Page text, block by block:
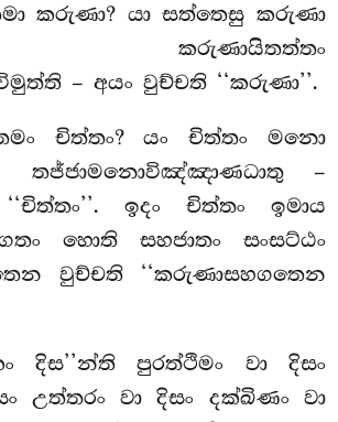
කරුණා? යා සත්තෙසු කරුණා
කරුණායිතත්තං
– අයං වුච්චති ‘‘කරුණා’’.
චිත්තං? යංචිත්තං මනො
තජ්ජාමනොවිඤ්ඤාණධාතු –
ඉදං චිත්තං ඉමාය
හොති සහජාතං සංසට්ඨං
වුච්චති ‘‘කරුණාසහගතෙන
දිස’’න්ති පුරත්ථිමං වා දිසං
උත්තරං වා දිසං දක්ඛිණං වා